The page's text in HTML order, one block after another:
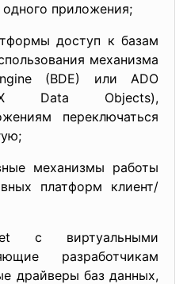
приложения;
доступ к базам
механизма
(BDE) или ADO
Data Objects),
переключаться
механизмы работы
платформ клиент/
с виртуальными
разработчикам
драйверы баз данных,